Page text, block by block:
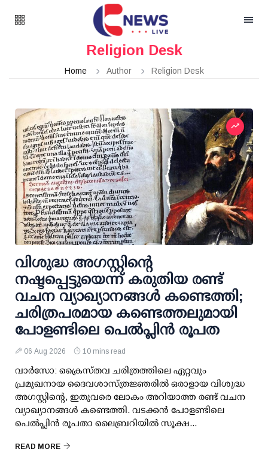
Religion Desk
Home Author Religion Desk
വിശുദ്ധ അഗസ്റ്റിന്റെ
നഷ്ടപ്പെട്ടുയെന്ന് കരുതിയ രണ്ട്
വചന വ്യാഖ്യാനങ്ങൾ കണ്ടെത്തി;
ചരിത്രപരമായ കണ്ടെത്തലുമായി
പോളണ്ടിലെ പെൽപ്ലിൻ രൂപത
06 Aug 2026 10 mins read
വാർസോ: ക്രൈസ്തവ ചരിത്രത്തിലെ ഏറ്റവും
പ്രമുഖനായ ദൈവശാസ്ത്രജ്ഞരിൽ ഒരാളായ വിശുദ്ധ
അഗസ്റ്റിന്റെ, ഇതുവരെ ലോകം അറിയാത്ത രണ്ട് വചന
വ്യാഖ്യാനങ്ങൾ കണ്ടെത്തി. വടക്കൻ പോളണ്ടിലെ
പെൽപ്ലിൻ രൂപതാ ലൈബ്രറിയിൽ സൂക്ഷ...
READ MORE